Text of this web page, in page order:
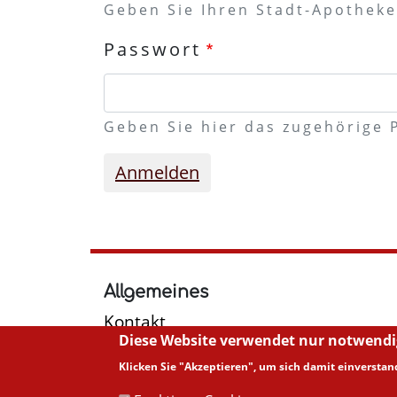
Geben Sie Ihren Stadt-
Passwort
Geben Sie hier das zugehörige
Anmelden
Allgemeines
Kontakt
Suche
Impressum
Diese Website verwendet nur
Klicken Sie "Akzeptieren", um sich damit